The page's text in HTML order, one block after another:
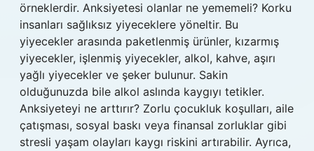
örneklerdir. Anksiyetesi olanlar ne yememeli? Korku
insanları sağlıksız yiyeceklere yöneltir. Bu
yiyecekler arasında paketlenmiş ürünler, kızarmış
yiyecekler, işlenmiş yiyecekler, alkol, kahve, aşırı
yağlı yiyecekler ve şeker bulunur. Sakin
olduğunuzda bile alkol aslında kaygıyı tetikler.
Anksiyeteyi ne arttırır? Zorlu çocukluk koşulları, aile
çatışması, sosyal baskı veya finansal zorluklar gibi
stresli yaşam olayları kaygı riskini artırabilir. Ayrıca,